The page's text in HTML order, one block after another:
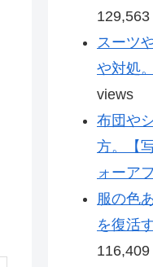
スーツ
や対処
views
布団や
方。【
ォーア
服の色
を復活